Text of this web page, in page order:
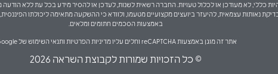
להיות כללי, לא מעודכן או לכלול טעויות. החברה רשאית לשנות, לעדכן או להסיר מידע בכל עת ללא
נאותות עצמאית, להיעזר ביועצים מקצועיים מטעמו, ולוודא כי ההשקעה מתאימה ליכולתו
באמצעות הסכמים חתומים ומלאים.
אתר זה מוגן באמצעות reCAPTCHA וחלים עליו מדיניות הפרטיות ותנאי השימוש של Google.
© כל הזכויות שמורות לקבוצת השראה 2026